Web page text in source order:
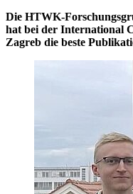
Die HTWK-
hat bei der International
Zagreb die beste